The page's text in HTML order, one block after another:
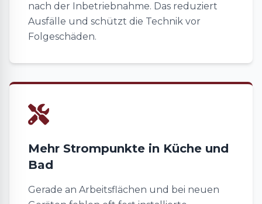
nach der Inbetriebnahme. Das reduziert
Ausfälle und schützt die Technik vor
Folgeschäden.
Mehr Strompunkte in Küche und
Bad
Gerade an Arbeitsflächen und bei neuen